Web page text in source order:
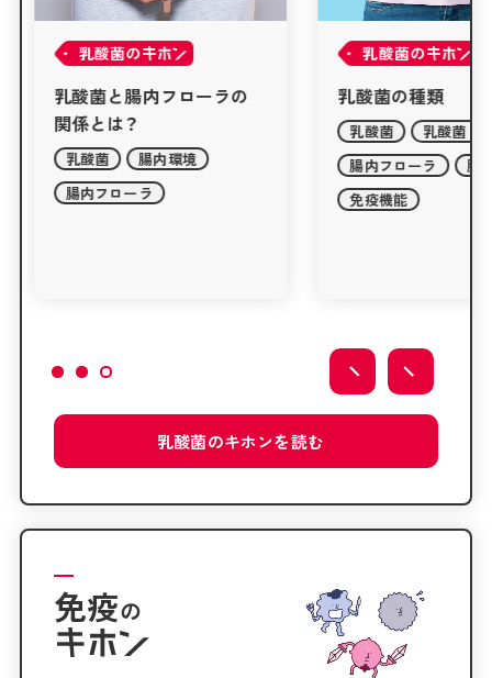
乳酸菌の
乳酸菌の種類
乳酸菌
腸内フローラ
腸内環境
免疫機能
乳酸菌の
なぜ乳酸菌が免
ケアするのか？
乳酸菌
免疫細
免疫機能
乳酸菌のキホンを読む
免疫の